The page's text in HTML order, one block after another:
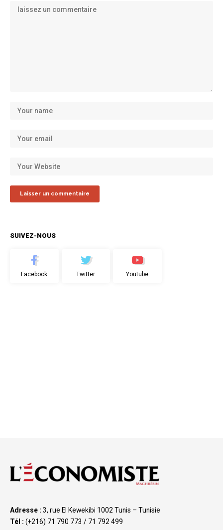
SUIVEZ-NOUS
Facebook Twitter Youtube
Adresse : 3, rue El Kewekibi 1002 Tunis – Tunisie
Tél : (+216) 71 790 773 / 71 792 499